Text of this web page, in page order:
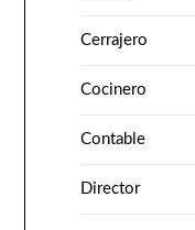
Cerrajero
Cocinero
Contable
Director